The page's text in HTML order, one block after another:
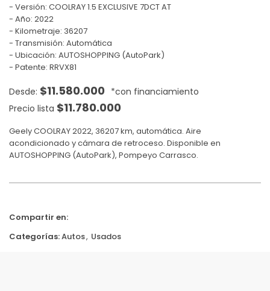
Versión: COOLRAY 1.5 EXCLUSIVE 7DCT AT
Año: 2022
Kilometraje: 36207
Transmisión: Automática
Ubicación: AUTOSHOPPING (AutoPark)
Patente: RRVX81
$11.580.000
Precio lista $11.780.000
Geely COOLRAY 2022, 36207 km, automática. Aire
acondicionado y cámara de retroceso. Disponible en
AUTOSHOPPING (AutoPark), Pompeyo Carrasco.
Compartir en:
Categorías:Autos, Usados